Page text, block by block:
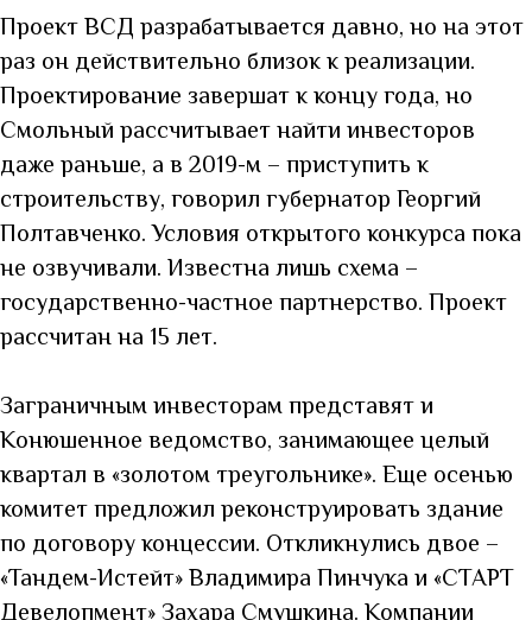
Проект ВСД разрабатывается давно, но на этот
раз он действительно близок к реализации.
Проектирование завершат к концу года, но
Смольный рассчитывает найти инвесторов
даже раньше, а в 2019-м – приступить к
строительству, говорил губернатор Георгий
Полтавченко. Условия открытого конкурса пока
не озвучивали. Известна лишь схема –
государственно-частное партнерство. Проект
рассчитан на 15 лет.
Заграничным инвесторам представят и
Конюшенное ведомство, занимающее целый
квартал в «золотом треугольнике». Еще осенью
комитет предложил реконструировать здание
по договору концессии. Откликнулись двое –
«Тандем-Истейт» Владимира Пинчука и «СТАРТ
Девелопмент» Захара Смушкина. Компании